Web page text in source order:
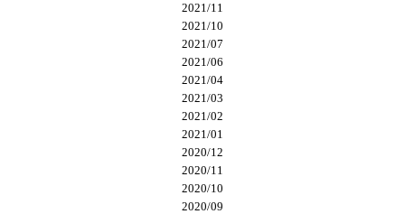
2021/11
2021/10
2021/07
2021/06
2021/04
2021/03
2021/02
2021/01
2020/12
2020/11
2020/10
2020/09